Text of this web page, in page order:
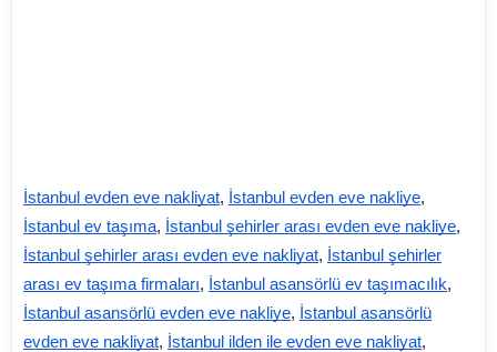
İstanbul evden eve nakliyat, İstanbul evden eve nakliye,
İstanbul ev taşıma, İstanbul şehirler arası evden eve nakliye,
İstanbul şehirler arası evden eve nakliyat, İstanbul şehirler
arası ev taşıma firmaları, İstanbul asansörlü ev taşımacılık,
İstanbul asansörlü evden eve nakliye, İstanbul asansörlü
evden eve nakliyat, İstanbul ilden ile evden eve nakliyat,